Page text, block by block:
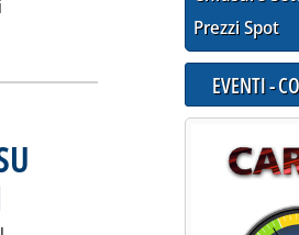
la notizia: 'ENTRO IL 28Prezzi Spot
EVENTI -